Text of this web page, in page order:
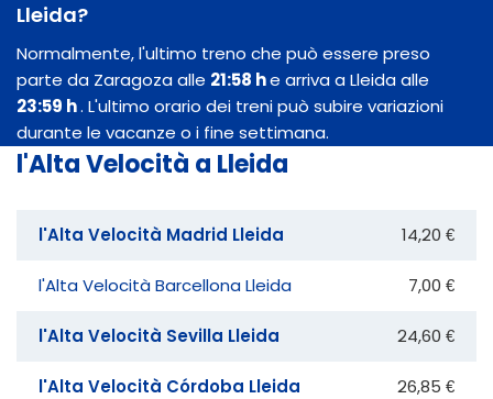
Lleida?
Normalmente, l'ultimo treno che può essere preso
parte da Zaragoza alle 21:58 he arriva a Lleida alle
23:59 h. L'ultimo orario dei treni può subire variazioni
durante le vacanze o i fine settimana.
l'Alta Velocità a Lleida
l'Alta Velocità Madrid Lleida 14,20 €
l'Alta Velocità Barcellona Lleida 7,00 €
l'Alta Velocità Sevilla Lleida 24,60 €
l'Alta Velocità Córdoba Lleida 26,85 €